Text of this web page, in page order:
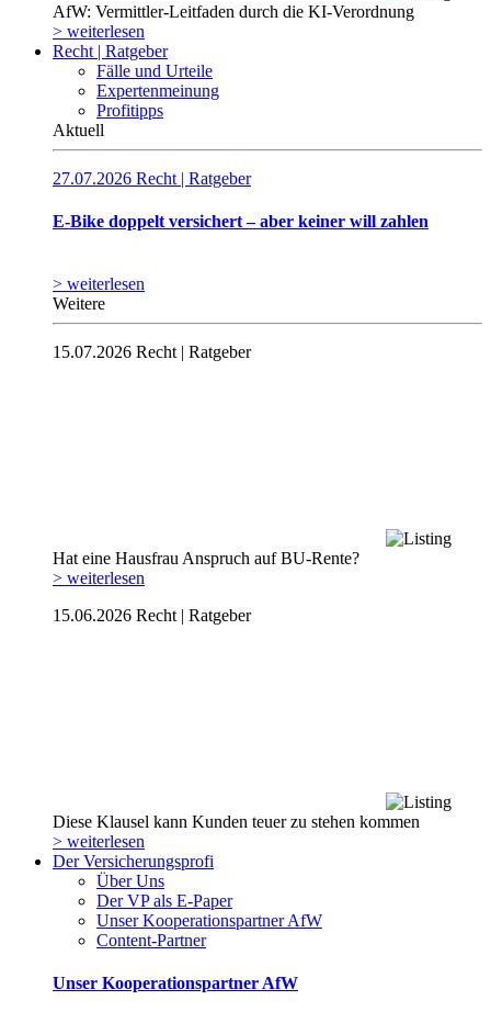
AfW: Vermittler-Leitfaden durch die KI-Verordnung
> weiterlesen
Recht | Ratgeber
Fälle und Urteile
Expertenmeinung
Profitipps
Aktuell
27.07.2026 Recht | Ratgeber
E-Bike doppelt versichert – aber keiner will zahlen
> weiterlesen
Weitere
15.07.2026 Recht | Ratgeber
Hat eine Hausfrau Anspruch auf BU-Rente?
> weiterlesen
15.06.2026 Recht | Ratgeber
Diese Klausel kann Kunden teuer zu stehen kommen
> weiterlesen
Der Versicherungsprofi
Über Uns
Der VP als E-Paper
Unser Kooperationspartner AfW
Content-Partner
Unser Kooperationspartner AfW